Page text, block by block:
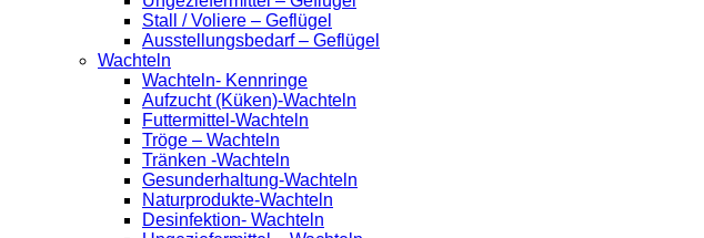
Stall / Voliere – Geflügel
Ausstellungsbedarf – Geflügel
Wachteln
Wachteln- Kennringe
Aufzucht (Küken)-Wachteln
Futtermittel-Wachteln
Tröge – Wachteln
Tränken -Wachteln
Gesunderhaltung-Wachteln
Naturprodukte-Wachteln
Desinfektion- Wachteln